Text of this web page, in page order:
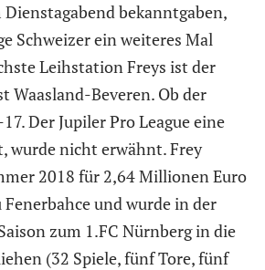
bekanntgaben,
Schweizer ein weiteres Mal
Leihstation Freys ist der
Waasland-Beveren. Ob der
Der Jupiler Pro League eine
wurde nicht erwähnt. Frey
2018 für 2,64 Millionen Euro
und wurde in der
zum 1.FC Nürnberg in die
(32 Spiele, fünf Tore, fünf